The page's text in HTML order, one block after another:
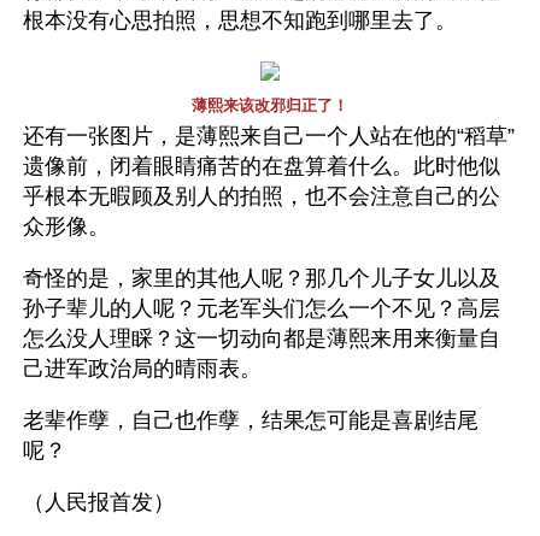
根本没有心思拍照，思想不知跑到哪里去了。
薄熙来该改邪归正了！
还有一张图片，是薄熙来自己一个人站在他的“稻草”
遗像前，闭着眼睛痛苦的在盘算着什么。此时他似
乎根本无暇顾及别人的拍照，也不会注意自己的公
众形像。
奇怪的是，家里的其他人呢？那几个儿子女儿以及
孙子辈儿的人呢？元老军头们怎么一个不见？高层
怎么没人理睬？这一切动向都是薄熙来用来衡量自
己进军政治局的晴雨表。
老辈作孽，自己也作孽，结果怎可能是喜剧结尾
呢？
（人民报首发）